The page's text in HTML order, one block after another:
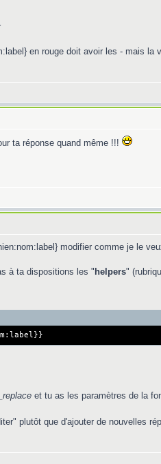
en rouge doit avoir les - mais la
ta réponse quand même !!!
modifier comme je le
à ta dispositions les " helpers"
et tu as les paramètres de la
plutôt que d'ajouter de nouvelles